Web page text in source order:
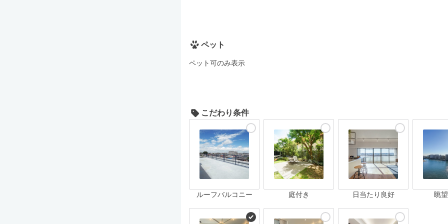
ペット
ペット可のみ表示
こだわり条件
ルーフバルコニー 庭付き 日当たり良好 眺